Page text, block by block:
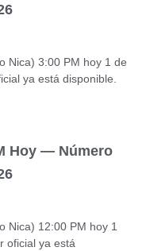
Nica) 3:00 PM hoy 1 de
ya está disponible.
Hoy — Número
Nica) 12:00 PM hoy 1
oficial ya está